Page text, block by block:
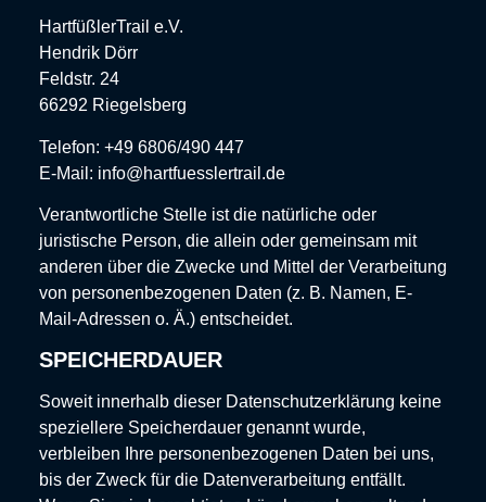
HartfüßlerTrail e.V.
Hendrik Dörr
Feldstr. 24
66292 Riegelsberg
Telefon: +49 6806/490 447
E-Mail: info@hartfuesslertrail.de
Verantwortliche Stelle ist die natürliche oder
juristische Person, die allein oder gemeinsam mit
anderen über die Zwecke und Mittel der Verarbeitung
von personenbezogenen Daten (z. B. Namen, E-
Mail-Adressen o. Ä.) entscheidet.
SPEICHERDAUER
Soweit innerhalb dieser Datenschutzerklärung keine
speziellere Speicherdauer genannt wurde,
verbleiben Ihre personenbezogenen Daten bei uns,
bis der Zweck für die Datenverarbeitung entfällt.